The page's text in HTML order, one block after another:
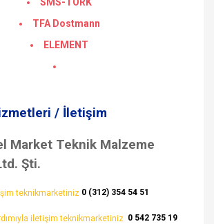
SMS-TORK
TFA Dostmann
ELEMENT
/ İletişim
Market Teknik Malzeme
Şti.
0 (312) 354 54 51
0 542 735 19